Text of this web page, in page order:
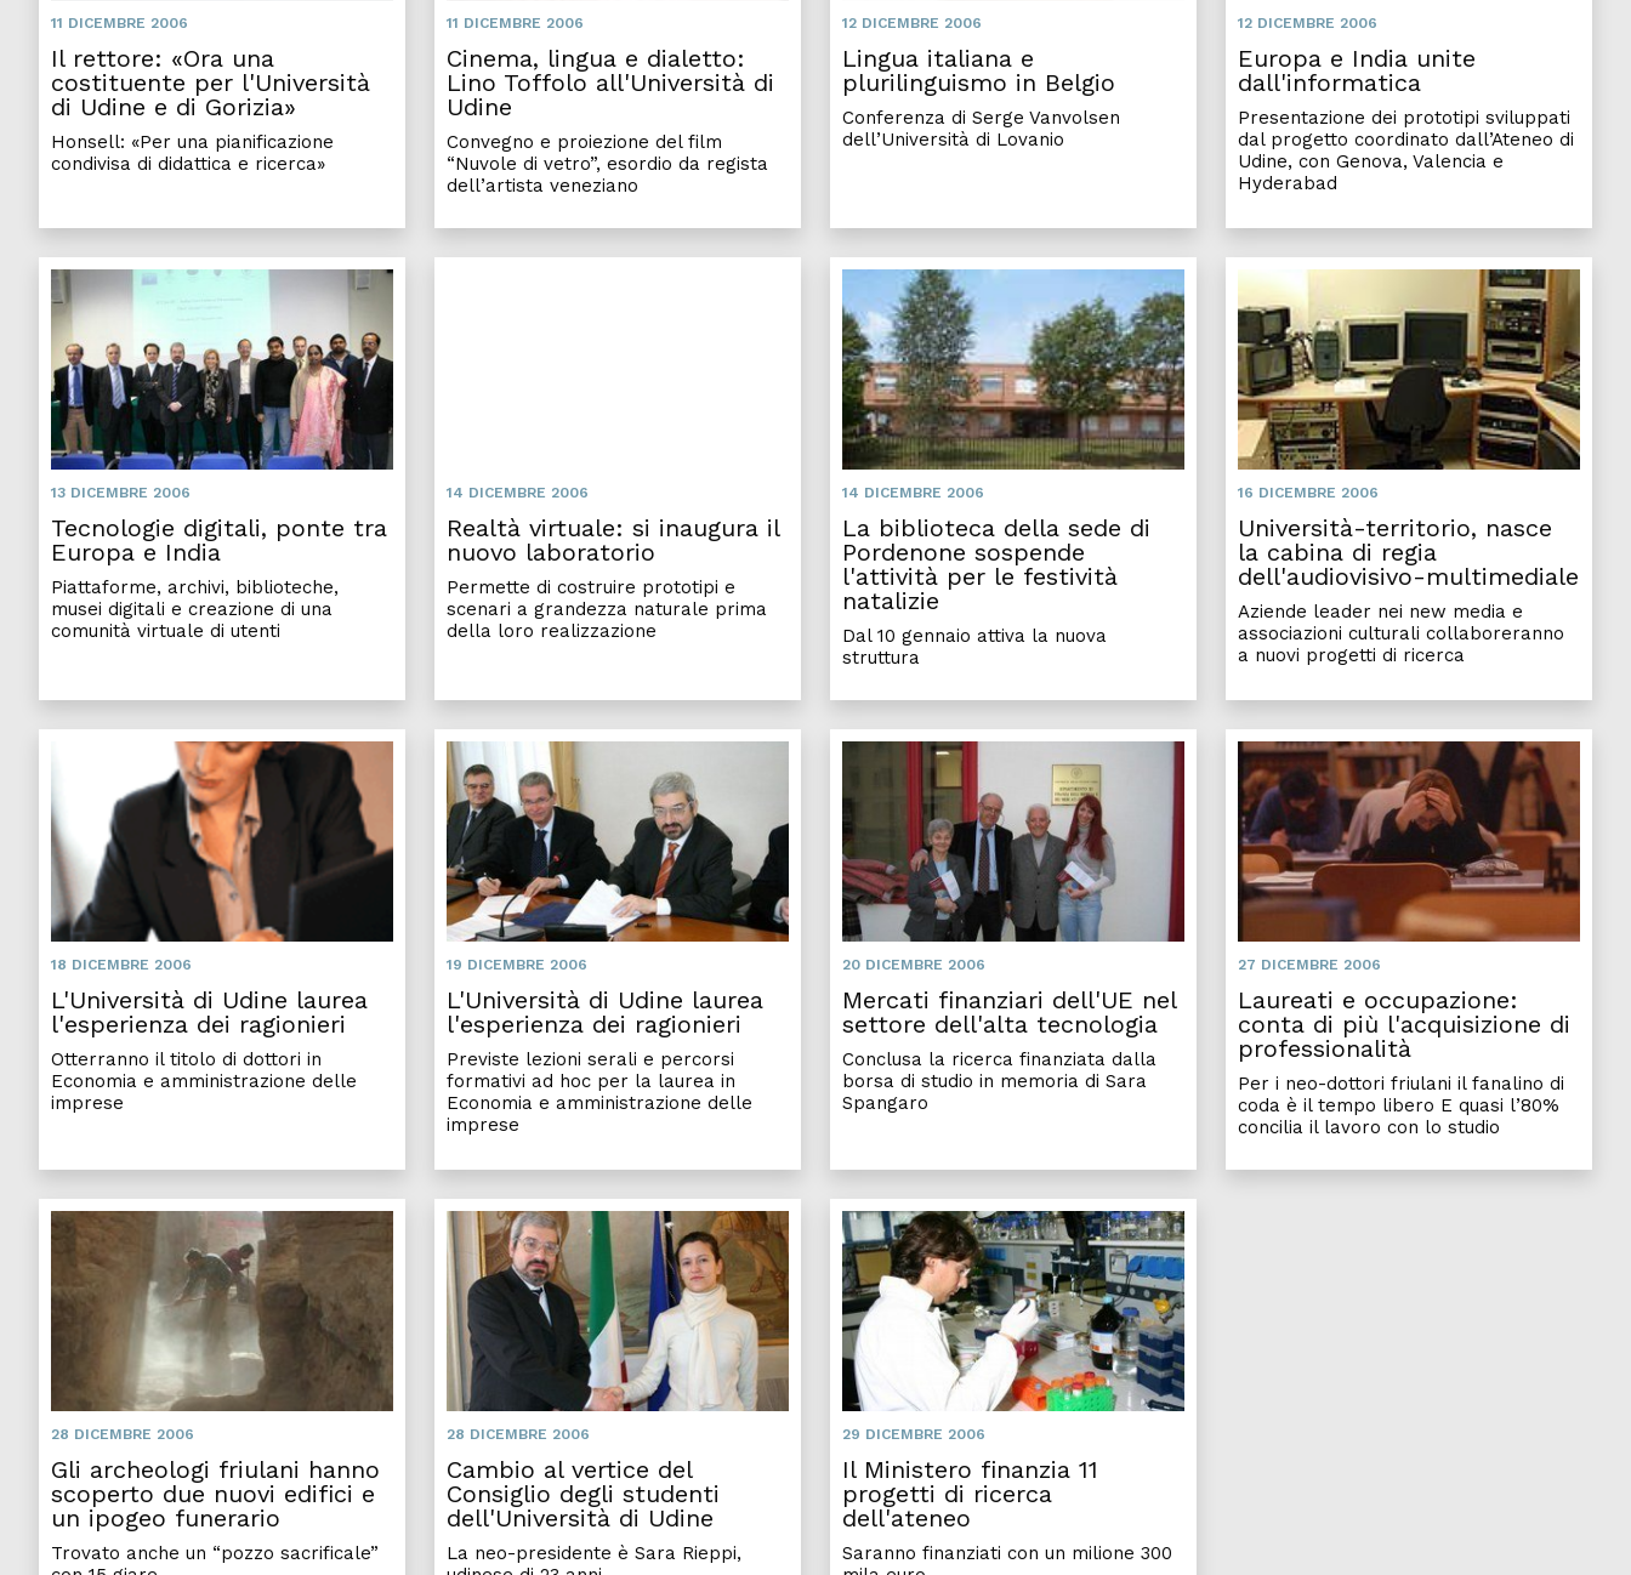
11 DICEMBRE 2006
Il rettore: «Ora una
costituente per l'Università
di Udine e di Gorizia»
Honsell: «Per una pianificazione
condivisa di didattica e ricerca»
11 DICEMBRE 2006
Cinema, lingua e dialetto:
Lino Toffolo all'Università di
Udine
Convegno e proiezione del film
“Nuvole di vetro”, esordio da regista
dell’artista veneziano
12 DICEMBRE 2006
Lingua italiana e
plurilinguismo in Belgio
Conferenza di Serge Vanvolsen
dell’Università di Lovanio
12 DICEMBRE 2006
Europa e India unite
dall'informatica
Presentazione dei prototipi sviluppati
dal progetto coordinato dall’Ateneo di
Udine, con Genova, Valencia e
Hyderabad
13 DICEMBRE 2006
Tecnologie digitali, ponte tra
Europa e India
Piattaforme, archivi, biblioteche,
musei digitali e creazione di una
comunità virtuale di utenti
14 DICEMBRE 2006
Realtà virtuale: si inaugura il
nuovo laboratorio
Permette di costruire prototipi e
scenari a grandezza naturale prima
della loro realizzazione
14 DICEMBRE 2006
La biblioteca della sede di
Pordenone sospende
l'attività per le festività
natalizie
Dal 10 gennaio attiva la nuova
struttura
16 DICEMBRE 2006
Università-territorio, nasce
la cabina di regia
dell'audiovisivo-multimediale
Aziende leader nei new media e
associazioni culturali collaboreranno
a nuovi progetti di ricerca
18 DICEMBRE 2006
L'Università di Udine laurea
l'esperienza dei ragionieri
Otterranno il titolo di dottori in
Economia e amministrazione delle
imprese
19 DICEMBRE 2006
L'Università di Udine laurea
l'esperienza dei ragionieri
Previste lezioni serali e percorsi
formativi ad hoc per la laurea in
Economia e amministrazione delle
imprese
20 DICEMBRE 2006
Mercati finanziari dell'UE nel
settore dell'alta tecnologia
Conclusa la ricerca finanziata dalla
borsa di studio in memoria di Sara
Spangaro
27 DICEMBRE 2006
Laureati e occupazione:
conta di più l'acquisizione di
professionalità
Per i neo-dottori friulani il fanalino di
coda è il tempo libero E quasi l’80%
concilia il lavoro con lo studio
28 DICEMBRE 2006
Gli archeologi friulani hanno
scoperto due nuovi edifici e
un ipogeo funerario
Trovato anche un “pozzo sacrificale”
28 DICEMBRE 2006
Cambio al vertice del
Consiglio degli studenti
dell'Università di Udine
La neo-presidente è Sara Rieppi,
29 DICEMBRE 2006
Il Ministero finanzia 11
progetti di ricerca
dell'ateneo
Saranno finanziati con un milione 300